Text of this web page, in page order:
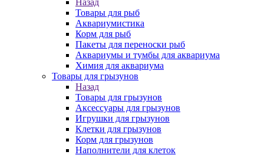
Назад
Товары для рыб
Аквариумистика
Корм для рыб
Пакеты для переноски рыб
Аквариумы и тумбы для аквариума
Химия для аквариума
Товары для грызунов
Назад
Товары для грызунов
Аксессуары для грызунов
Игрушки для грызунов
Клетки для грызунов
Корм для грызунов
Наполнители для клеток